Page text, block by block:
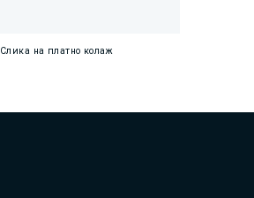
Слика на платно колаж